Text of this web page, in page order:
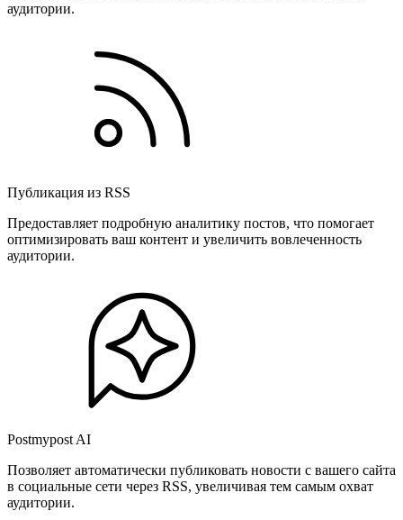
аудитории.
Публикация из RSS
Предоставляет подробную аналитику постов, что помогает
оптимизировать ваш контент и увеличить вовлеченность
аудитории.
Postmypost AI
Позволяет автоматически публиковать новости с вашего сайта
в социальные сети через RSS, увеличивая тем самым охват
аудитории.